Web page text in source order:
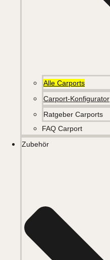
Alle Carports
Carport-Konfigurator
Ratgeber Carports
FAQ Carport
Zubehör